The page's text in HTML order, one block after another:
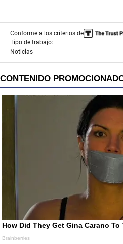
Conforme a los criterios de
Tipo de trabajo:
Noticias